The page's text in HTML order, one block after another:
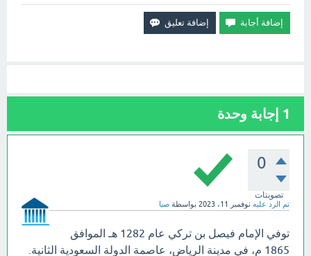
1 إجابة وحدة
0
تصويتات
تم الرد عليه نوفمبر 11، 2023 بواسطة صبا
توفي الإمام فيصل بن تركي عام 1282 هـ الموافق
1865 م، في مدينة الرياض، عاصمة الدولة السعودية الثانية.